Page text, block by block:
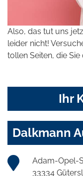
Also, das tut uns
leider nicht!
tollen Seiten, die
Ihr
Dalkmann
Adam-Opel-
33334